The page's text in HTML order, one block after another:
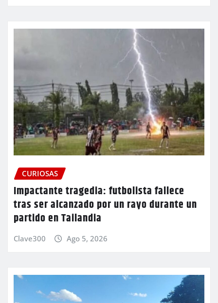
CURIOSAS
Impactante tragedia: futbolista fallece
tras ser alcanzado por un rayo durante un
partido en Tailandia
Clave300 Ago 5, 2026